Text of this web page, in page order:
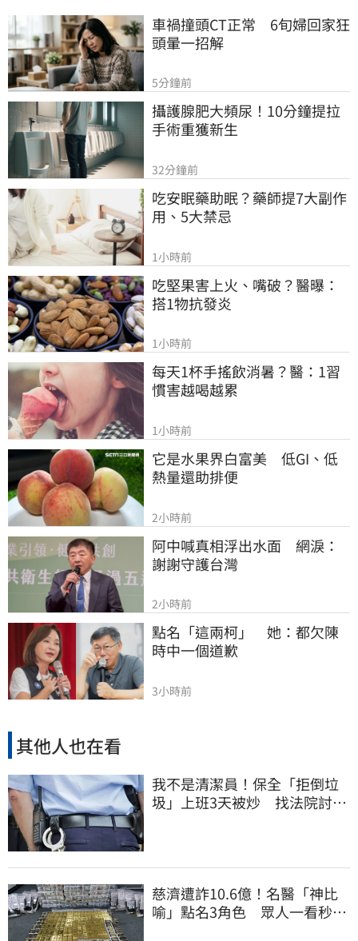
車禍撞頭CT正常　6旬婦回家狂
頭暈一招解
5分鐘前
攝護腺肥大頻尿！10分鐘提拉
手術重獲新生
32分鐘前
吃安眠藥助眠？藥師提7大副作
用、5大禁忌
1小時前
吃堅果害上火、嘴破？醫曝：
搭1物抗發炎
1小時前
每天1杯手搖飲消暑？醫：1習
慣害越喝越累
1小時前
它是水果界白富美　低GI、低
熱量還助排便
2小時前
阿中喊真相浮出水面　網淚：
謝謝守護台灣
2小時前
點名「這兩柯」　她：都欠陳
時中一個道歉
3小時前
其他人也在看
我不是清潔員！保全「拒倒垃
圾」上班3天被炒 找法院討公
慈濟遭詐10.6億！名醫「神比
喻」點名3角色 眾人一看秒懂